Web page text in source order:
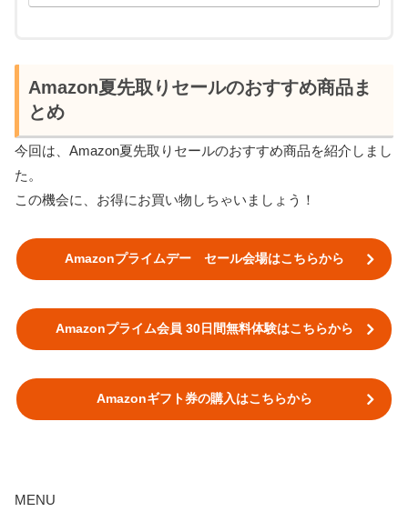
Amazon夏先取りセールのおすすめ商品ま
とめ
今回は、Amazon夏先取りセールのおすすめ商品を紹介しまし
た。
この機会に、お得にお買い物しちゃいましょう！
Amazonプライムデー セール会場はこちらから
Amazonプライム会員 30日間無料体験はこちらから
Amazonギフト券の購入はこちらから
MENU